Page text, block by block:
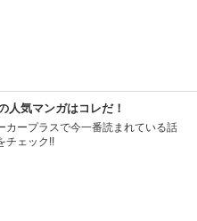
人気マンガはコレだ！
カープラスで今一番読まれている話
チェック!!